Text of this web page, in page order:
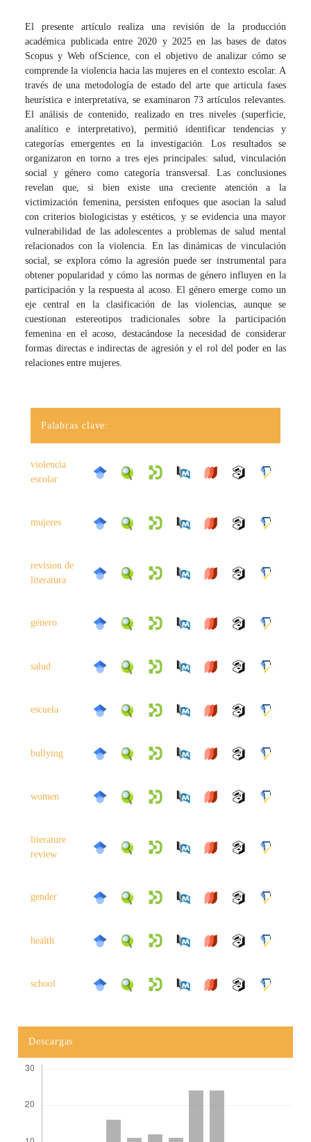
El presente artículo realiza una revisión de la producción
académica publicada entre 2020 y 2025 en las bases de datos
Scopus y Web ofScience, con el objetivo de analizar cómo se
comprende la violencia hacia las mujeres en el contexto escolar. A
través de una metodología de estado del arte que articula fases
heurística e interpretativa, se examinaron 73 artículos relevantes.
El análisis de contenido, realizado en tres niveles (superficie,
analítico e interpretativo), permitió identificar tendencias y
categorías emergentes en la investigación. Los resultados se
organizaron en torno a tres ejes principales: salud, vinculación
social y género como categoría transversal. Las conclusiones
revelan que, si bien existe una creciente atención a la
victimización femenina, persisten enfoques que asocian la salud
con criterios biologicistas y estéticos, y se evidencia una mayor
vulnerabilidad de las adolescentes a problemas de salud mental
relacionados con la violencia. En las dinámicas de vinculación
social, se explora cómo la agresión puede ser instrumental para
obtener popularidad y cómo las normas de género influyen en la
participación y la respuesta al acoso. El género emerge como un
eje central en la clasificación de las violencias, aunque se
cuestionan estereotipos tradicionales sobre la participación
femenina en el acoso, destacándose la necesidad de considerar
formas directas e indirectas de agresión y el rol del poder en las
relaciones entre mujeres.
Palabras clave:
violencia
escolar
mujeres
revision de
literatura
género
salud
escuela
bullying
women
literature
review
gender
health
school
Descargas